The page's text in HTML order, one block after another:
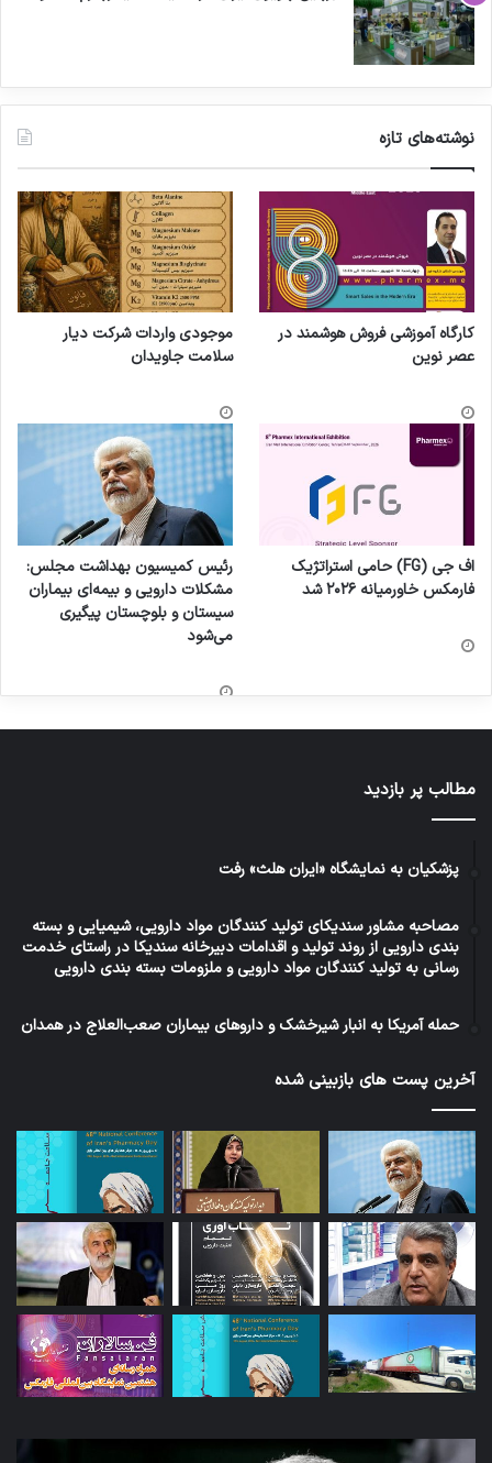
نوشته‌های تازه
کارگاه آموزشی فروش هوشمند در
عصر نوین
موجودی واردات شرکت دیار
سلامت جاویدان
اف جی (FG) حامی استراتژیک
فارمکس خاورمیانه ۲۰۲۶ شد
رئیس کمیسیون بهداشت مجلس:
مشکلات دارویی و بیمه‌ای بیماران
سیستان و بلوچستان پیگیری
می‌شود
مطالب پر بازدید
پزشکیان به نمایشگاه «ایران هلث» رفت
مصاحبه مشاور سندیکای تولید کنندگان مواد دارویی، شیمیایی و بسته
بندی دارویی از روند تولید و اقدامات دبیرخانه سندیکا در راستای خدمت
رسانی به تولید کنندگان مواد دارویی و ملزومات بسته بندی دارویی
حمله آمریکا به انبار شیرخشک و داروهای بیماران صعب‌العلاج در همدان
آخرین پست های بازبینی شده